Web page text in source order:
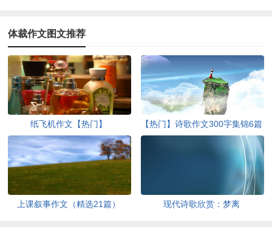
体裁作文图文推荐
纸飞机作文【热门】 【热门】诗歌作文300字集锦6篇
上课叙事作文（精选21篇） 现代诗歌欣赏：梦离